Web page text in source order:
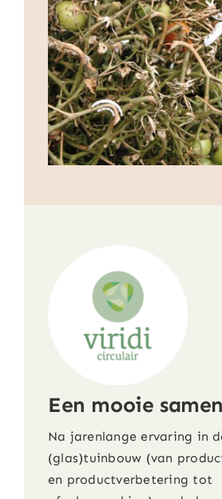
Een mooie
Na jarenlange ervaring in
(glas)tuinbouw (van
en productverbetering tot